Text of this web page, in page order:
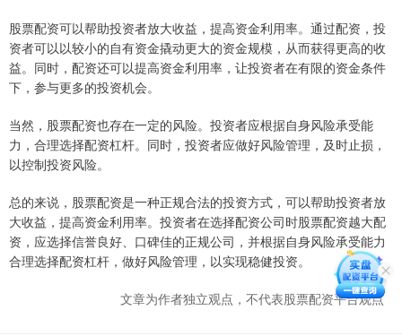
股票配资可以帮助投资者放大收益，提高资金利用率。通过配资，投
资者可以以较小的自有资金撬动更大的资金规模，从而获得更高的收
益。同时，配资还可以提高资金利用率，让投资者在有限的资金条件
下，参与更多的投资机会。
当然，股票配资也存在一定的风险。投资者应根据自身风险承受能
力，合理选择配资杠杆。同时，投资者应做好风险管理，及时止损，
以控制投资风险。
总的来说，股票配资是一种正规合法的投资方式，可以帮助投资者放
大收益，提高资金利用率。投资者在选择配资公司时股票配资越大配
资，应选择信誉良好、口碑佳的正规公司，并根据自身风险承受能力
合理选择配资杠杆，做好风险管理，以实现稳健投资。
文章为作者独立观点，不代表股票配资平台观点